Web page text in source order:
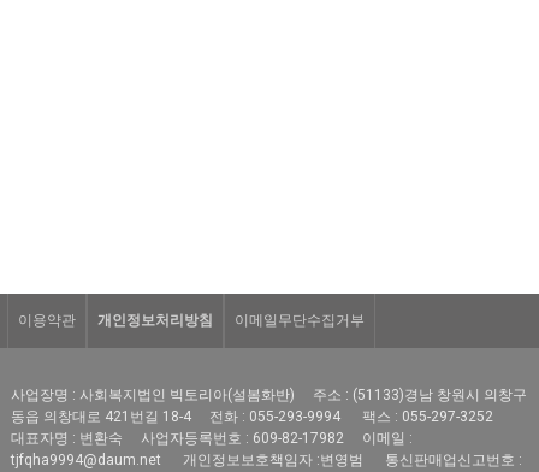
이용약관 개인정보처리방침 이메일무단수집거부
사업장명 : 사회복지법인 빅토리아(설봄화반)
주소 : (51133)경남 창원시 의창구
동읍 의창대로 421번길 18-4
전화 : 055-293-9994
팩스 : 055-297-3252
대표자명 : 변환숙
사업자등록번호 : 609-82-17982
이메일 :
tjfqha9994@daum.net
개인정보보호책임자 :변영범 통신판매업신고번호 :